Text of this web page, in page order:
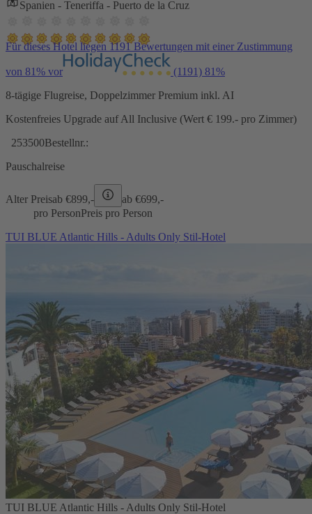
Spanien - Teneriffa - Puerto de la Cruz
Für dieses Hotel liegen 1191 Bewertungen mit einer Zustimmung
von 81% vor (1191) 81%
8-tägige Flugreise, Doppelzimmer Premium inkl. AI
Kostenfreies Upgrade auf All Inclusive (Wert € 199.- pro Zimmer)
253500Bestellnr.:
Pauschalreise
Alter Preisab €899,- ab €699,-
pro PersonPreis pro Person
TUI BLUE Atlantic Hills - Adults Only Stil-Hotel
TUI BLUE Atlantic Hills - Adults Only Stil-Hotel